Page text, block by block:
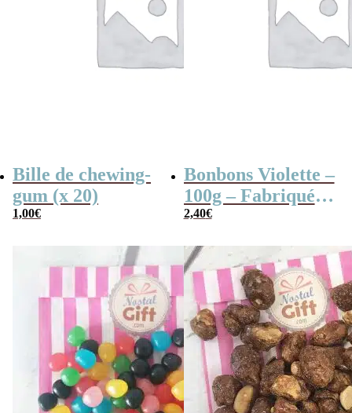
Bille de chewing-
gum (x 20)
1,00€
Bonbons Violette –
100g – Fabriqués
en France
2,40€